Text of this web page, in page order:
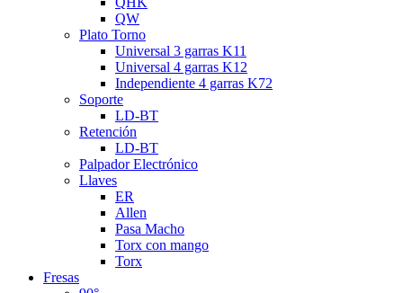
QW
Plato Torno
Universal 3 garras K11
Universal 4 garras K12
Independiente 4 garras K72
Soporte
LD-BT
Retención
LD-BT
Palpador Electrónico
Llaves
ER
Allen
Pasa Macho
Torx con mango
Torx
Fresas